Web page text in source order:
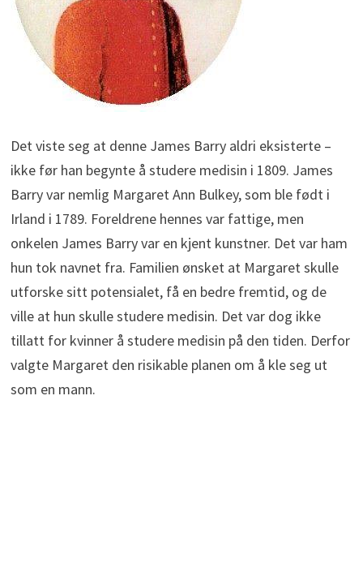
Det viste seg at denne James Barry aldri eksisterte –
ikke før han begynte å studere medisin i 1809. James
Barry var nemlig Margaret Ann Bulkey, som ble født i
Irland i 1789. Foreldrene hennes var fattige, men
onkelen James Barry var en kjent kunstner. Det var ham
hun tok navnet fra. Familien ønsket at Margaret skulle
utforske sitt potensialet, få en bedre fremtid, og de
ville at hun skulle studere medisin. Det var dog ikke
tillatt for kvinner å studere medisin på den tiden. Derfor
valgte Margaret den risikable planen om å kle seg ut
som en mann.